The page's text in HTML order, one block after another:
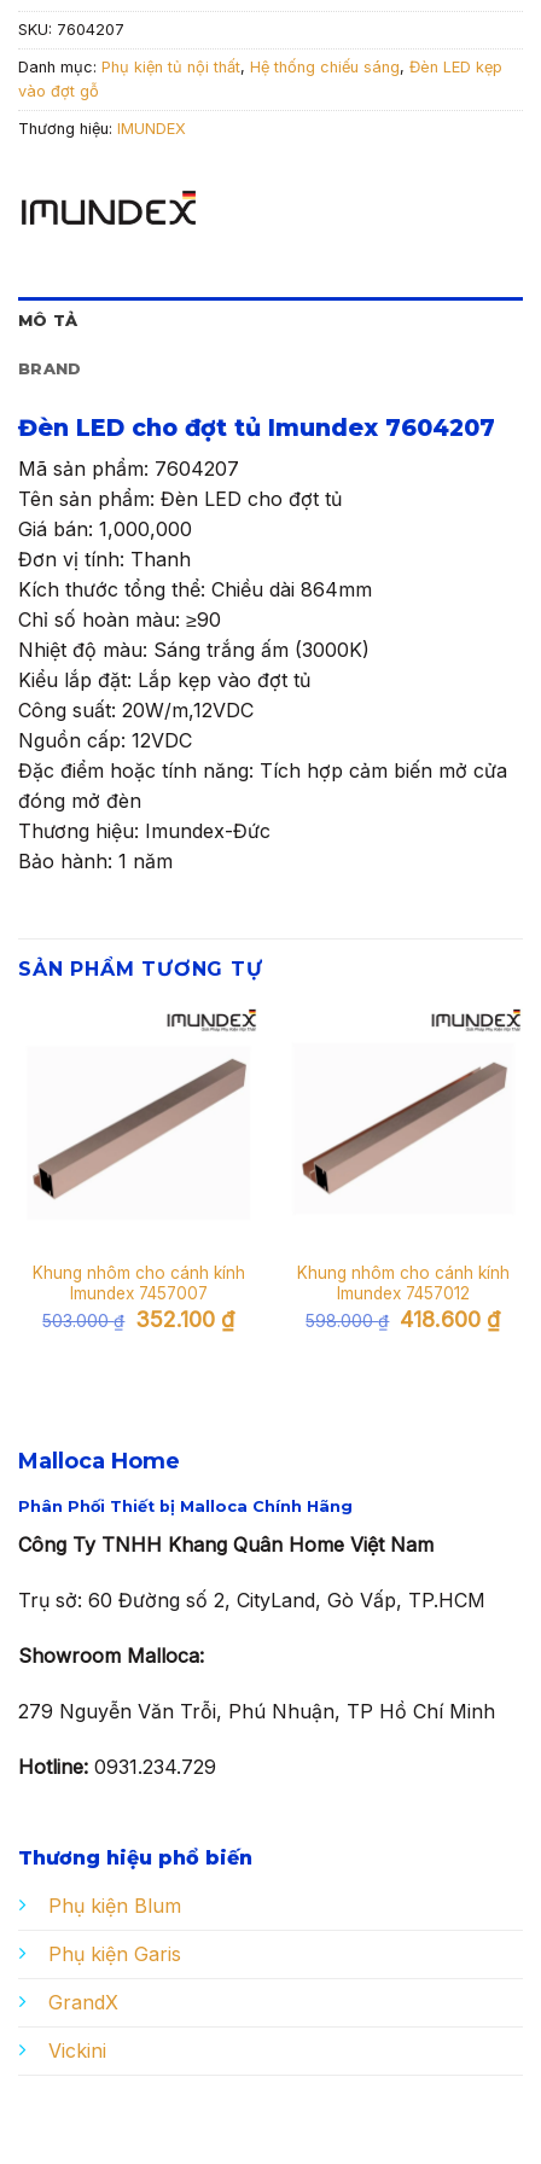
SKU: 7604207
Danh mục: Phụ kiện tủ nội thất, Hệ thống chiếu sáng, Đèn LED kẹp
vào đợt gỗ
Thương hiệu: IMUNDEX
MÔ TẢ
BRAND
Đèn LED cho đợt tủ Imundex 7604207
Mã sản phẩm: 7604207
Tên sản phẩm: Đèn LED cho đợt tủ
Giá bán: 1,000,000
Đơn vị tính: Thanh
Kích thước tổng thể: Chiều dài 864mm
Chỉ số hoàn màu: ≥90
Nhiệt độ màu: Sáng trắng ấm (3000K)
Kiểu lắp đặt: Lắp kẹp vào đợt tủ
Công suất: 20W/m,12VDC
Nguồn cấp: 12VDC
Đặc điểm hoặc tính năng: Tích hợp cảm biến mở cửa
đóng mở đèn
Thương hiệu: Imundex-Đức
Bảo hành: 1 năm
SẢN PHẨM TƯƠNG TỰ
Khung nhôm cho cánh kính
Imundex 7457007
503.000₫
Giá
gốc
352.100 ₫Giá
hiện
Khung nhôm cho cánh kính
Imundex 7457012
598.000₫
Giá
gốc
418.600 ₫Giá
hiện
Malloca Home
Phân Phối Thiết bị Malloca Chính Hãng
Công Ty TNHH Khang Quân Home Việt Nam
Trụ sở: 60 Đường số 2, CityLand, Gò Vấp, TP.HCM
Showroom Malloca:
279 Nguyễn Văn Trỗi, Phú Nhuận, TP Hồ Chí Minh
Hotline: 0931.234.729
Thương hiệu phổ biến
Phụ kiện Blum
Phụ kiện Garis
GrandX
Vickini